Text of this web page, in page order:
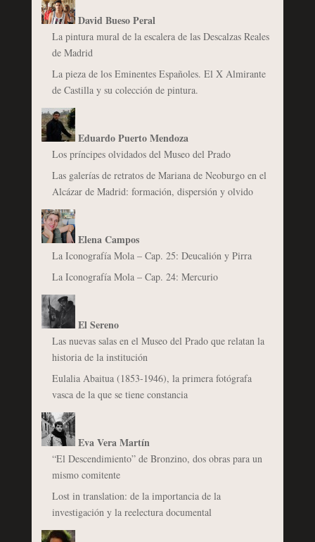
David Bueso Peral
La pintura mural de la escalera de las Descalzas Reales
de Madrid
La pieza de los Eminentes Españoles. El X Almirante
de Castilla y su colección de pintura.
Eduardo Puerto Mendoza
Los príncipes olvidados del Museo del Prado
Las galerías de retratos de Mariana de Neoburgo en el
Alcázar de Madrid: formación, dispersión y olvido
Elena Campos
La Iconografía Mola – Cap. 25: Deucalión y Pirra
La Iconografía Mola – Cap. 24: Mercurio
El Sereno
Las nuevas salas en el Museo del Prado que relatan la
historia de la institución
Eulalia Abaitua (1853-1946), la primera fotógrafa
vasca de la que se tiene constancia
Eva Vera Martín
“El Descendimiento” de Bronzino, dos obras para un
mismo comitente
Lost in translation: de la importancia de la
investigación y la reelectura documental